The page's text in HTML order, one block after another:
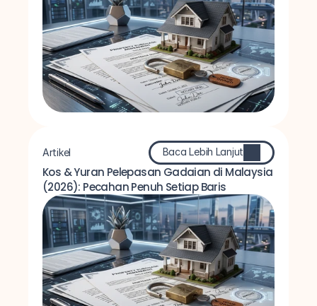
Artikel Baca Lebih Lanjut
Kos & Yuran Pelepasan Gadaian di Malaysia
(2026): Pecahan Penuh Setiap Baris